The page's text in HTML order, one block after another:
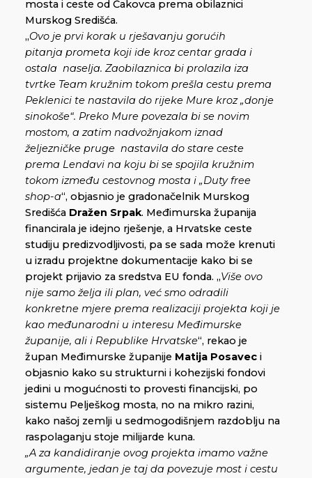
mosta i ceste od Čakovca prema obilaznici
Murskog Središća.
„Ovo je prvi korak u rješavanju gorućih
pitanja prometa koji ide kroz centar grada i
ostala naselja. Zaobilaznica bi prolazila iza
tvrtke Team kružnim tokom prešla cestu prema
Peklenici te nastavila do rijeke Mure kroz „donje
sinokoše“. Preko Mure povezala bi se novim
mostom, a zatim nadvožnjakom iznad
željezničke pruge nastavila do stare ceste
prema Lendavi na koju bi se spojila kružnim
tokom između cestovnog mosta i „Duty free
shop-a“, objasnio je gradonačelnik Murskog
Središća Dražen Srpak. Međimurska županija
financirala je idejno rješenje, a Hrvatske ceste
studiju predizvodljivosti, pa se sada može krenuti
u izradu projektne dokumentacije kako bi se
projekt prijavio za sredstva EU fonda. „Više ovo
nije samo želja ili plan, već smo odradili
konkretne mjere prema realizaciji projekta koji je
kao međunarodni u interesu Međimurske
županije, ali i Republike Hrvatske“, rekao je
župan Međimurske županije Matija Posavec i
objasnio kako su strukturni i kohezijski fondovi
jedini u mogućnosti to provesti financijski, po
sistemu Pelješkog mosta, no na mikro razini,
kako našoj zemlji u sedmogodišnjem razdoblju na
raspolaganju stoje milijarde kuna.
„A za kandidiranje ovog projekta imamo važne
argumente, jedan je taj da povezuje most i cestu